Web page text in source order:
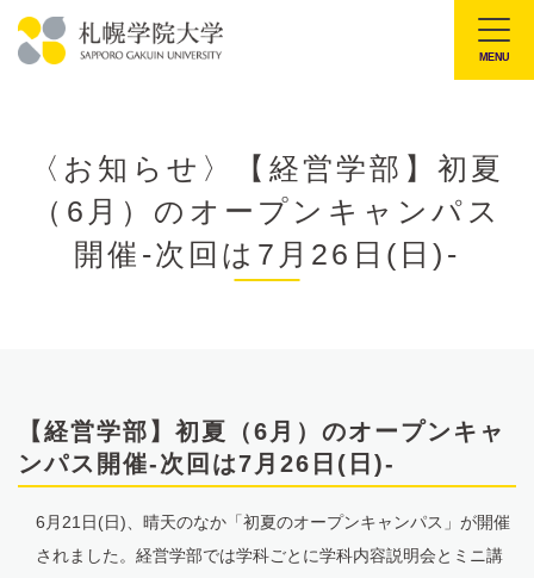
文
MENU
〈お知らせ〉【経営学部】初夏
（6月）のオープンキャンパス
開催-次回は7月26日(日)-
【経営学部】初夏（6月）のオープンキャ
ンパス開催-次回は7月26日(日)-
6月21日(日)、晴天のなか「初夏のオープンキャンパス」が開催
されました。経営学部では学科ごとに学科内容説明会とミニ講